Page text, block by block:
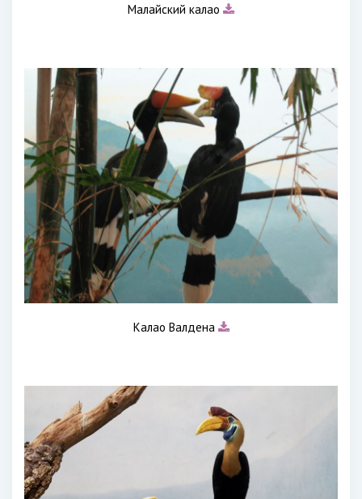
Малайский калао
Калао Валдена